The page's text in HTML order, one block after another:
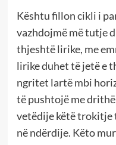
Kështu fillon cikli i
vazhdojmë më tutje
thjeshtë lirike, me
lirike duhet të jetë e
ngritet lartë mbi
të pushtojë me
vetëdije këtë trokitje
në ndërdije. Këto